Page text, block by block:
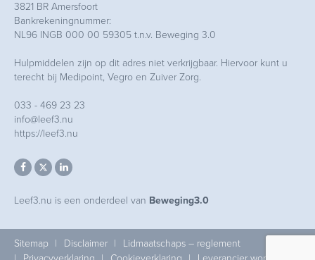
3821 BR Amersfoort
Bankrekeningnummer:
NL96 INGB 000 00 59305 t.n.v. Beweging 3.0
Hulpmiddelen zijn op dit adres niet verkrijgbaar. Hiervoor kunt u
terecht bij Medipoint, Vegro en Zuiver Zorg.
033 - 469 23 23
info@leef3.nu
https://leef3.nu
Leef3.nu is een onderdeel van Beweging3.0
Sitemap Disclaimer
Lidmaatschaps – reglement